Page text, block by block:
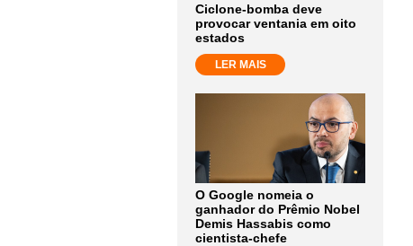
Ciclone-bomba deve
provocar ventania em oito
estados
LER MAIS
O Google nomeia o
ganhador do Prêmio Nobel
Demis Hassabis como
cientista-chefe